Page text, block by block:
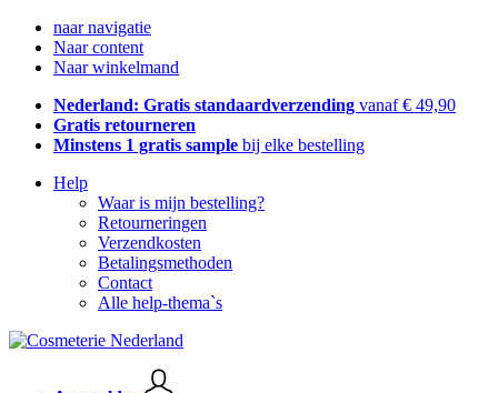
naar navigatie
Naar content
Naar winkelmand
Nederland: Gratis standaardverzending vanaf € 49,90
Gratis retourneren
Minstens 1 gratis sample bij elke bestelling
Help
Waar is mijn bestelling?
Retourneringen
Verzendkosten
Betalingsmethoden
Contact
Alle help-thema`s